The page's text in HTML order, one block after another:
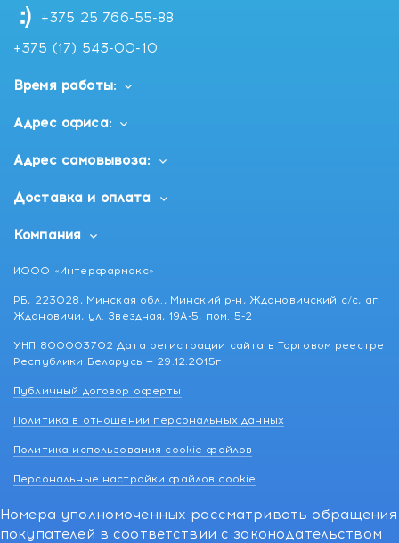
+375 25 766-55-88
+375 (17) 543-00-10
Время работы:
Адрес офиса:
Адрес самовывоза:
Доставка и оплата
Компания
ИООО «Интерфармакс»
РБ, 223028, Минская обл., Минский р-н, Ждановичский с/с, аг.
Ждановичи, ул. Звездная, 19А-5, пом. 5-2
УНП 800003702 Дата регистрации сайта в Торговом реестре
Республики Беларусь — 29.12.2015г
Публичный договор оферты
Политика в отношении персональных данных
Политика использования cookie файлов
Персональные настройки файлов cookie
Номера уполномоченных рассматривать обращения
покупателей в соответствии с законодательством